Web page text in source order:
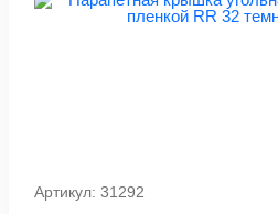
Артикул: 31292